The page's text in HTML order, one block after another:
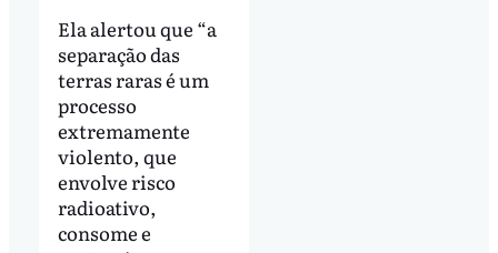
Ela alertou que “a
separação das
terras raras é um
processo
extremamente
violento, que
envolve risco
radioativo,
consome e